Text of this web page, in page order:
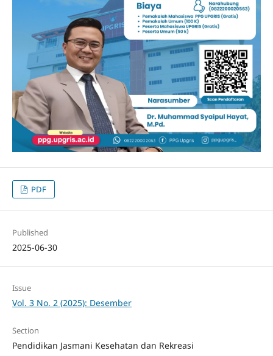
PDF
Published
2025-06-30
Issue
Vol. 3 No. 2 (2025): Desember
Section
Pendidikan Jasmani Kesehatan dan Rekreasi